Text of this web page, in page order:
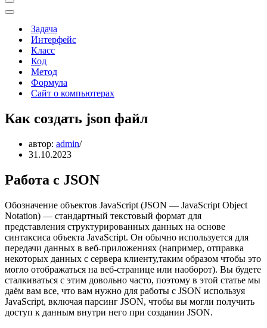
Меню
навигации
Меню
навигацииЗадача
Интерфейс
Класс
Код
Метод
Формула
Сайт о компьютерах
Как создать json файл
автор: admin
31.10.2023
Работа с JSON
Обозначение объектов JavaScript (JSON — JavaScript Object
Notation) — стандартный текстовый формат для
представления структурированных данных на основе
синтаксиса объекта JavaScript. Он обычно используется для
передачи данных в веб-приложениях (например, отправка
некоторых данных с сервера клиенту,таким образом чтобы это
могло отображаться на веб-странице или наоборот). Вы будете
сталкиваться с этим довольно часто, поэтому в этой статье мы
даём вам все, что вам нужно для работы с JSON используя
JavaScript, включая парсинг JSON, чтобы вы могли получить
доступ к данным внутри него при создании JSON.